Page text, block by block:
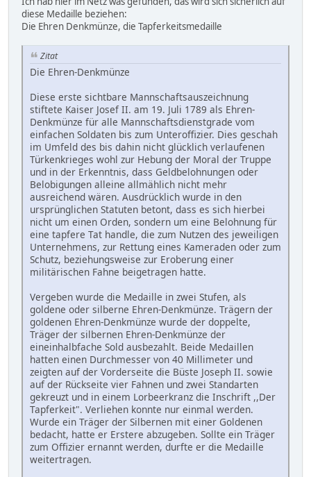
diese Medaille beziehen:
Die Ehren Denkmünze, die Tapferkeitsmedaille
Zitat
Die Ehren-Denkmünze
Diese erste sichtbare Mannschaftsauszeichnung
stiftete Kaiser Josef II. am 19. Juli 1789 als Ehren-
Denkmünze für alle Mannschaftsdienstgrade vom
einfachen Soldaten bis zum Unteroffizier. Dies geschah
im Umfeld des bis dahin nicht glücklich verlaufenen
Türkenkrieges wohl zur Hebung der Moral der Truppe
und in der Erkenntnis, dass Geldbelohnungen oder
Belobigungen alleine allmählich nicht mehr
ausreichend wären. Ausdrücklich wurde in den
ursprünglichen Statuten betont, dass es sich hierbei
nicht um einen Orden, sondern um eine Belohnung für
eine tapfere Tat handle, die zum Nutzen des jeweiligen
Unternehmens, zur Rettung eines Kameraden oder zum
Schutz, beziehungsweise zur Eroberung einer
militärischen Fahne beigetragen hatte.
Vergeben wurde die Medaille in zwei Stufen, als
goldene oder silberne Ehren-Denkmünze. Trägern der
goldenen Ehren-Denkmünze wurde der doppelte,
Träger der silbernen Ehren-Denkmünze der
eineinhalbfache Sold ausbezahlt. Beide Medaillen
hatten einen Durchmesser von 40 Millimeter und
zeigten auf der Vorderseite die Büste Joseph II. sowie
auf der Rückseite vier Fahnen und zwei Standarten
gekreuzt und in einem Lorbeerkranz die Inschrift ,,Der
Tapferkeit". Verliehen konnte nur einmal werden.
Wurde ein Träger der Silbernen mit einer Goldenen
bedacht, hatte er Erstere abzugeben. Sollte ein Träger
zum Offizier ernannt werden, durfte er die Medaille
weitertragen.